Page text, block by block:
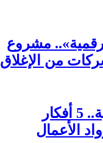
مشروع
من الإغلاق
بتكاليف أقل ومرونة عالية.. 5 أفكار
الأعمال